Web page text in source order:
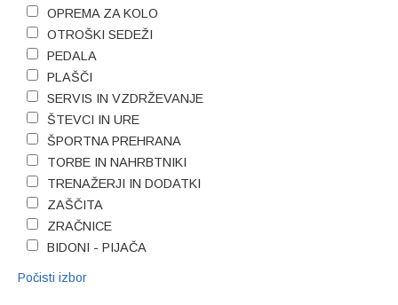
OPREMA ZA KOLO
OTROŠKI SEDEŽI
PEDALA
PLAŠČI
SERVIS IN VZDRŽEVANJE
ŠTEVCI IN URE
ŠPORTNA PREHRANA
TORBE IN NAHRBTNIKI
TRENAŽERJI IN DODATKI
ZAŠČITA
ZRAČNICE
BIDONI - PIJAČA
Počisti izbor